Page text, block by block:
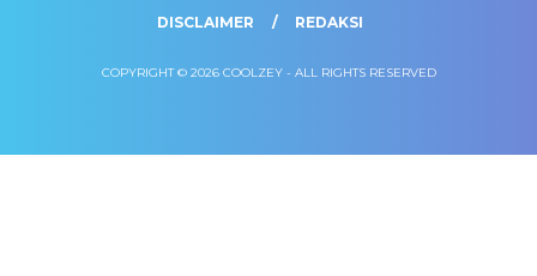
DISCLAIMER
REDAKSI
COPYRIGHT © 2026 COOLZEY - ALL RIGHTS RESERVED